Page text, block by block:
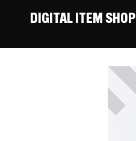
DIGITAL ITEM SHOP